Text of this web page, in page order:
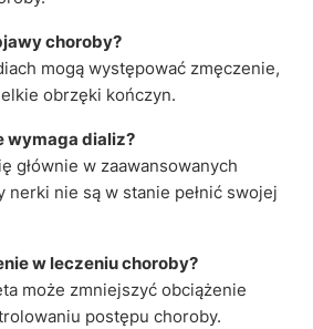
choroby?
mogą występować zmęczenie,
obrzęki kończyn.
wymaga dializ?
głównie w zaawansowanych
nerki nie są w stanie pełnić swojej
w leczeniu choroby?
może zmniejszyć obciążenie
postępu choroby.